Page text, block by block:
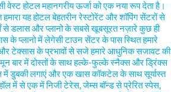
वेस्ट होटल महानगरीय ऊर्जा को एक नया रूप देता है।
यह होटल बेहतरीन रेस्टोरेंट और शॉपिंग सेंटरों से
से डलास और प्लानो के सबसे खूबसूरत नज़ारे कुछ ही
के प्लानो में लेगेसी टाउन सेंटर के पास स्थित हमारे
टेक्सास के प्रभावों से सजे हमारे आधुनिक सजावट की
मून बार में दोस्तों के साथ हल्के-फुल्के स्नैक्स और ड्रिंक्स
में डुबकी लगाएं और एक खास कॉकटेल के साथ सूर्यास्त
में से एक में निजी टेरेस, जेम्स बॉन्ड से प्रेरित स्पेस,